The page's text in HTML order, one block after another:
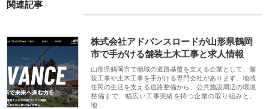
関連記事
株式会社アドバンスロードが山形県鶴岡
市で手がける舗装土木工事と求人情報
山形県鶴岡市で地域の道路基盤を支える企業として、舗
装工事や土木工事を手がける専門会社があります。地域
住民の生活を支える道路整備から、公共施設周辺の環境
整備まで、幅広い工事実績を持つ企業の取り組みと、
地…